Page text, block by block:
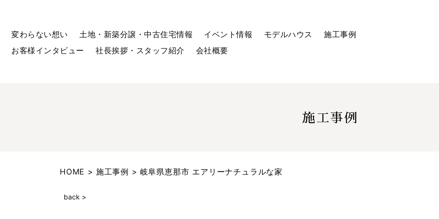
施工事例
変わらない想い 土地・新築分譲・中古住宅情報 イベント情報 モデルハウス
施工事例
お客様インタビュー
社長挨拶・スタッフ紹介 会社概要
HOME 施工事例 岐阜県恵那市 エアリーナチュラルな家
back >